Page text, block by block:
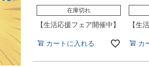
在庫切れ
【生活応援フェア開催中】
カートに入れる
【生
カ